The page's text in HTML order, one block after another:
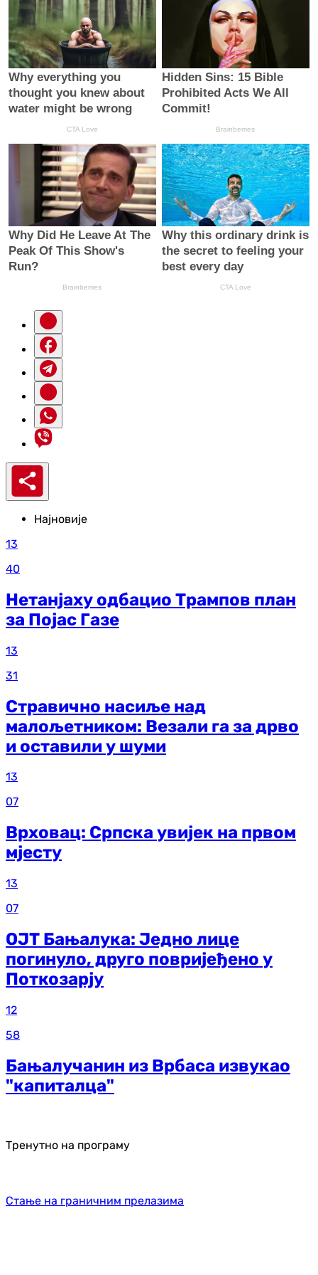
Најновије
13
40
Нетанјаху одбацио Трампов план
за Појас Газе
13
31
Стравично насиље над
малољетником: Везали га за дрво
и оставили у шуми
13
07
Врховац: Српска увијек на првом
мјесту
13
07
ОЈТ Бањалука: Једно лице
погинуло, друго повријеђено у
Поткозарју
12
58
Бањалучанин из Врбаса извукао
"капиталца"
Тренутно на програму
Стање на граничним прелазима